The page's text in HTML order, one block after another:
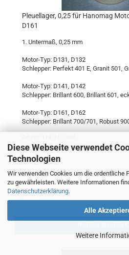
Diese Webseite verwendet
Technologien
Wir verwenden Cookies um die ordentliche
zu gewährleisten. Weitere Informationen
Datenschutzerklärung.
Alle
Weitere
Pleuellager, 0,25 für Hanomag
D161
1. Untermaß, 0,25 mm
Motor-Typ: D131, D132
Schlepper: Perfekt 401 E, Granit 501,
Motor-Typ: D141, D142
Schlepper: Brillant 600, Brillant 601,
Motor-Typ: D161, D162
Schlepper: Brillant 700/701, Robust
Lieferzeit:
ca. 1-3 Tage (Ausland